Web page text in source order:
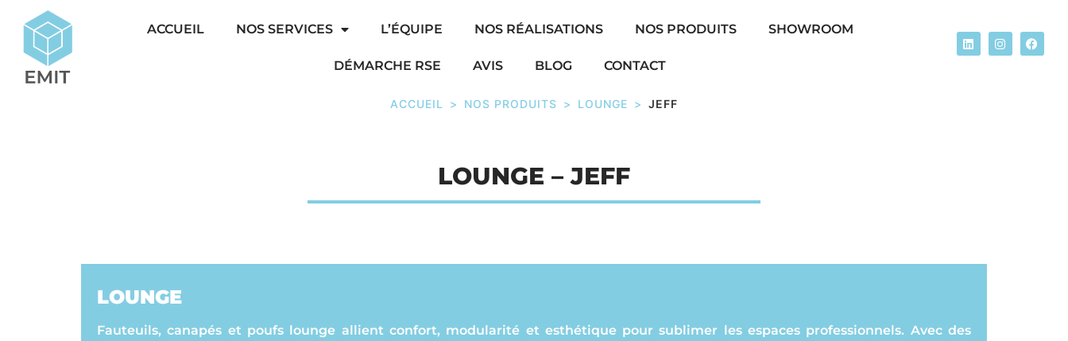
ACCUEIL NOS SERVICES L’ÉQUIPE NOS RÉALISATIONS NOS PRODUITS SHOWROOM
DÉMARCHE RSE AVIS BLOG CONTACT
ACCUEIL > NOS PRODUITS > LOUNGE > JEFF
LOUNGE – JEFF
LOUNGE
Fauteuils, canapés et poufs lounge allient confort, modularité et esthétique pour sublimer les espaces professionnels. Avec des